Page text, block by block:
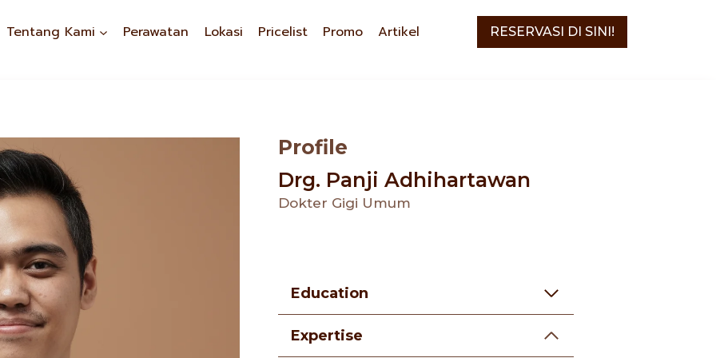
Tentang Kami Perawatan Lokasi Pricelist Promo Artikel RESERVASI DI SINI!
Profile
Drg. Panji Adhihartawan
Dokter Gigi Umum
Education
Expertise